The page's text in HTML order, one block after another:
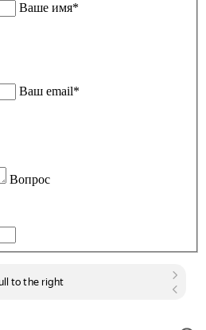
Ваше имя*
Ваш email*
Вопрос